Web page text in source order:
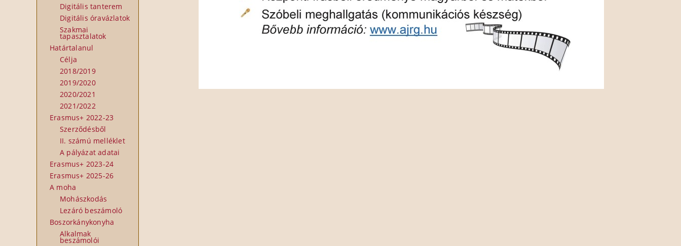
Digitális tanterem
Digitális óravázlatok
Szakmai
tapasztalatok
Határtalanul
Célja
2018/2019
2019/2020
2020/2021
2021/2022
Erasmus+ 2022-23
Szerződésből
II. számú melléklet
A pályázat adatai
Erasmus+ 2023-24
Erasmus+ 2025-26
A moha
Mohászkodás
Lezáró beszámoló
Boszorkánykonyha
Alkalmak
beszámolói